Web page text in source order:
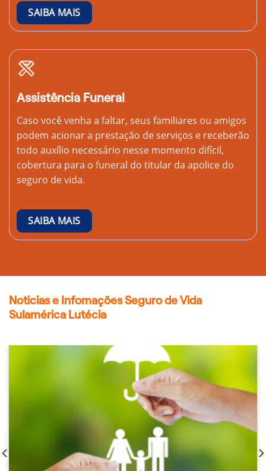
SAIBA MAIS
Assistência Funeral
Caso você venha a faltar, seus familiares ou amigos
podem acionar a prestação de serviços e receberão
todo auxílio necessário nesse momento difícil,
cobertura para o funeral do titular da apolice do
seguro de vida.
SAIBA MAIS
Noticias e Infomações Seguro de Vida
Sulamérica Lutécia